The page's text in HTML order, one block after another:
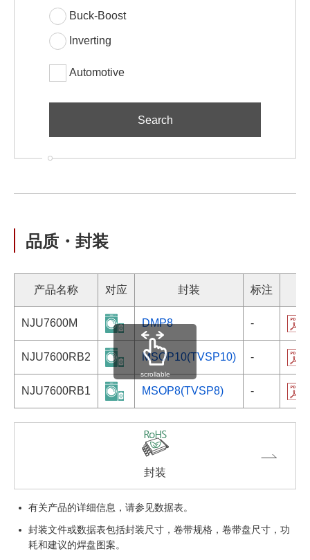
Buck-Boost
Inverting
Automotive
品质・封装
产品名称 对应 封装 标注
NJU7600M DMP8 -
NJU7600RB2 MSOP10(TVSP10) -
NJU7600RB1 MSOP8(TVSP8) -
scrollable
封装
有关产品的详细信息，请参见数据表。
封装文件或数据表包括封装尺寸，卷带规格，卷带盘尺寸，功
耗和建议的焊盘图案。